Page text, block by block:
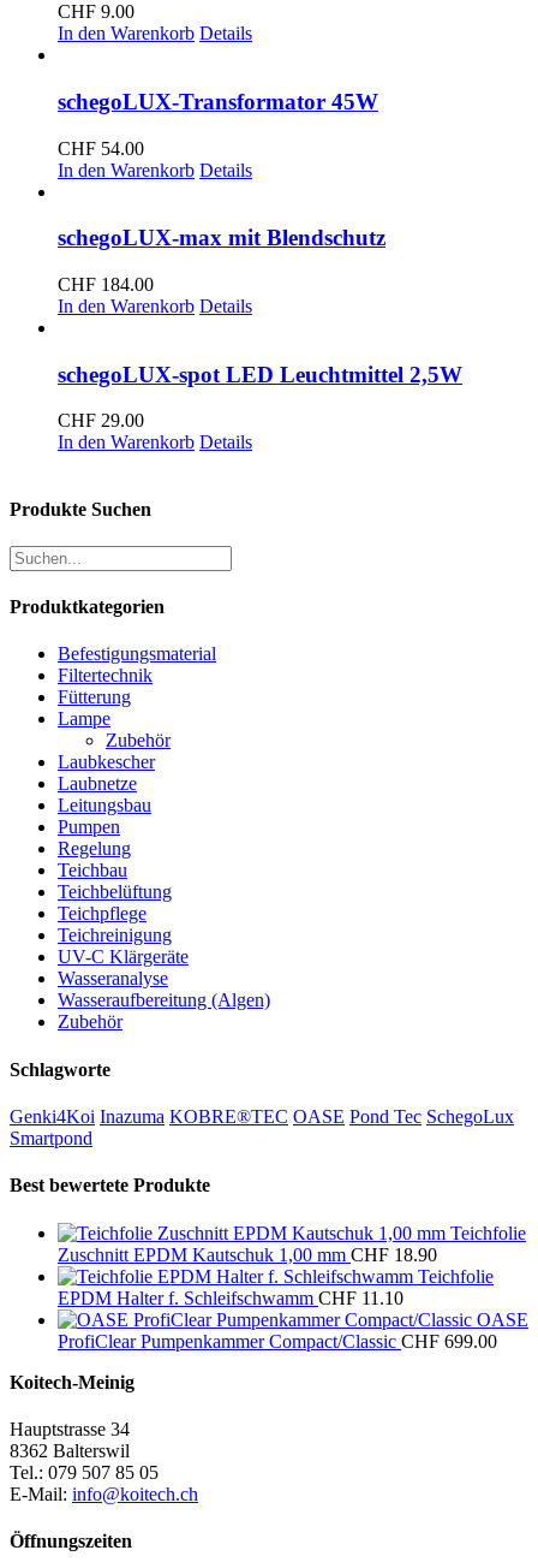
CHF 9.00
In den Warenkorb Details
schegoLUX-Transformator 45W
CHF 54.00
In den Warenkorb Details
schegoLUX-max mit Blendschutz
CHF 184.00
In den Warenkorb Details
schegoLUX-spot LED Leuchtmittel 2,5W
CHF 29.00
In den Warenkorb Details
Produkte Suchen
Produktkategorien
Befestigungsmaterial
Filtertechnik
Fütterung
Lampe
Zubehör
Laubkescher
Laubnetze
Leitungsbau
Pumpen
Regelung
Teichbau
Teichbelüftung
Teichpflege
Teichreinigung
UV-C Klärgeräte
Wasseranalyse
Wasseraufbereitung (Algen)
Zubehör
Schlagworte
Genki4Koi Inazuma KOBRE®TEC OASE Pond Tec SchegoLux
Smartpond
Best bewertete Produkte
Teichfolie
Zuschnitt EPDM Kautschuk 1,00 mm CHF 18.90
Teichfolie
EPDM Halter f. Schleifschwamm CHF 11.10
OASE
ProfiClear Pumpenkammer Compact/Classic CHF 699.00
Koitech-Meinig
Hauptstrasse 34
8362 Balterswil
Tel.: 079 507 85 05
E-Mail: info@koitech.ch
Öffnungszeiten